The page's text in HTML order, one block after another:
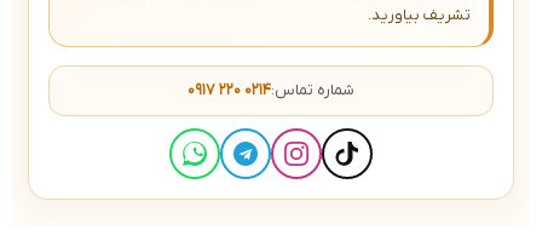
تشریف بیاورید.
شماره تماس:۰۹۱۷ ۲۲۰ ۰۲۱۴